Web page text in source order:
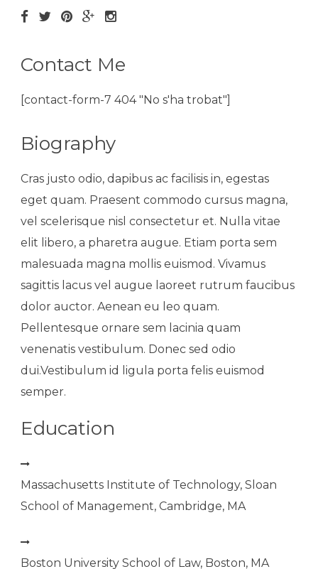
Contact Me
[contact-form-7 404 "No s'ha trobat"]
Biography
Cras justo odio, dapibus ac facilisis in, egestas
eget quam. Praesent commodo cursus magna,
vel scelerisque nisl consectetur et. Nulla vitae
elit libero, a pharetra augue. Etiam porta sem
malesuada magna mollis euismod. Vivamus
sagittis lacus vel augue laoreet rutrum faucibus
dolor auctor. Aenean eu leo quam.
Pellentesque ornare sem lacinia quam
venenatis vestibulum. Donec sed odio
dui.Vestibulum id ligula porta felis euismod
semper.
Education
Massachusetts Institute of Technology, Sloan
School of Management, Cambridge, MA
Boston University School of Law, Boston, MA